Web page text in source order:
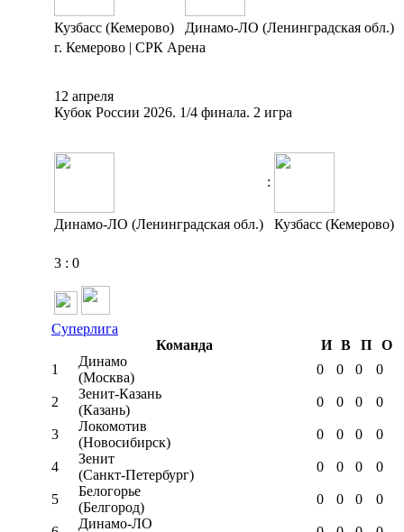
Кузбасс (Кемерово)
Динамо-ЛО (Ленинградская обл.)
г. Кемерово | СРК Арена
12 апреля
Кубок России 2026. 1/4 финала. 2 игра
:
Динамо-ЛО (Ленинградская обл.) Кузбасс (Кемерово)
3 : 0
Суперлига
Команда
И В П
О
1
Динамо
(Москва)
0 0 0 0
2
Зенит-Казань
(Казань)
0 0 0 0
3
Локомотив
(Новосибирск)
0 0 0 0
4
Зенит
(Санкт-Петербург)
0 0 0 0
5
Белогорье
(Белгород)
0 0 0 0
Динамо-ЛО